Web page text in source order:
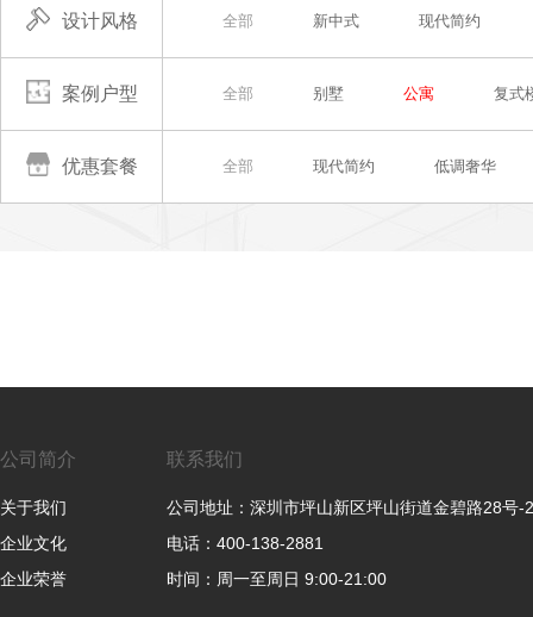
设计风格 全部 新中式 现代简约
案例户型 全部 别墅 公寓 复式
优惠套餐 全部 现代简约 低调奢华
公司简介
关于我们
企业文化
企业荣誉
联系我们
公司地址：深圳市坪山新区坪山街道金碧路28号-2
电话：400-138-2881
时间：周一至周日 9:00-21:00